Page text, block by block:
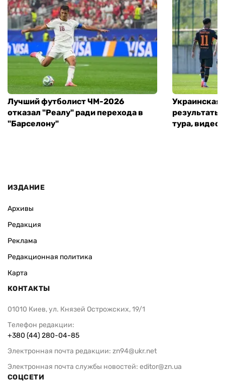
Лучший футболист ЧМ-2026
отказал "Реалу" ради перехода в
"Барселону"
Украинская
результаты
тура, видео
ИЗДАНИЕ
Архивы
Редакция
Реклама
Редакционная политика
Карта
КОНТАКТЫ
01010 Киев, ул. Князей Острожских, 19/1
Телефон редакции:
+380 (44) 280-04-85
Электронная почта редакции: zn94@ukr.net
Электронная почта службы новостей: editor@zn.ua
СОЦСЕТИ